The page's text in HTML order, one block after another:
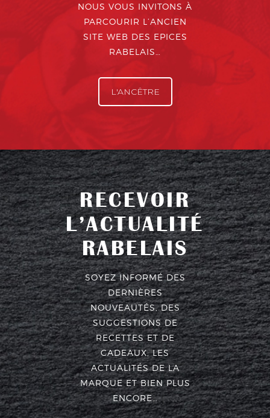
NOUS VOUS INVITONS À
PARCOURIR L’ANCIEN
SITE WEB DES EPICES
RABELAIS…
L'ANCÊTRE
RECEVOIR
L’ACTUALITÉ
RABELAIS
SOYEZ INFORMÉ DES
DERNIÈRES
NOUVEAUTÉS, DES
SUGGESTIONS DE
RECETTES ET DE
CADEAUX, LES
ACTUALITÉS DE LA
MARQUE ET BIEN PLUS
ENCORE…